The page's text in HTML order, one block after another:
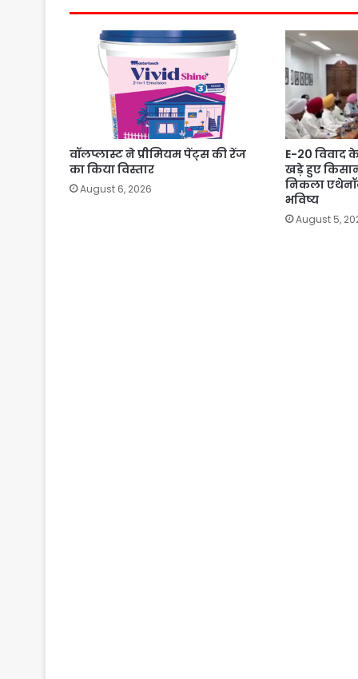
वॉलप्लास्ट ने प्रीमियम पेंट्स की रेंज
का किया विस्तार
August 6, 2026
E-20 विवाद
खड़े हुए
निकला
भविष्य
August 5,